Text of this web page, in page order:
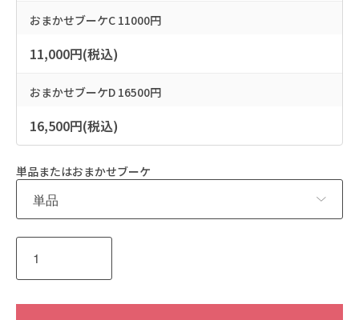
おまかせブーケC 11000円
11,000円(税込)
おまかせブーケD 16500円
16,500円(税込)
単品またはおまかせブーケ